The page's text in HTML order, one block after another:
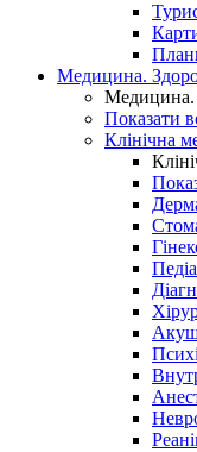
Медицина.
Медицина.
Показати
Клінічна